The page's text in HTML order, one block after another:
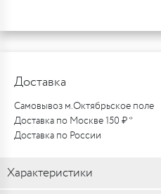
Доставка
Самовывоз м.Октябрьское поле
Доставка по Москве 150 ₽ *
Доставка по России
Характеристики